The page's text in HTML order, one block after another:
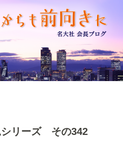
シリーズ その342